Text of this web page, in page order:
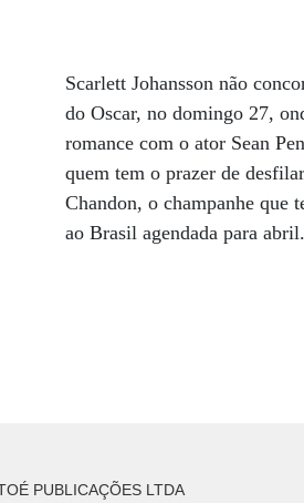
Scarlett Johansson não
do Oscar, no domingo 27,
romance com o ator Sean
quem tem o prazer de
Chandon, o champanhe que
ao Brasil agendada para
PUBLICAÇÕES LTDA